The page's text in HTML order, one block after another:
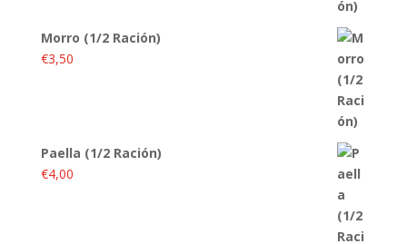
Morro (1/2 Ración)
€3,50
Paella (1/2 Ración)
€4,00